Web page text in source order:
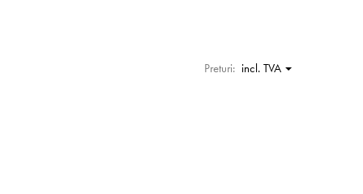
Preturi: incl. TVA